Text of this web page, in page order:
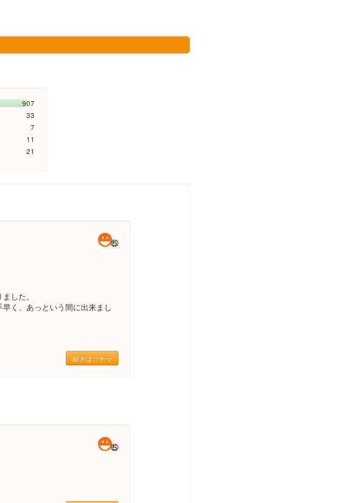
907
33
7
11
21
した。
く、あっという間に出来まし
続きはコチラ